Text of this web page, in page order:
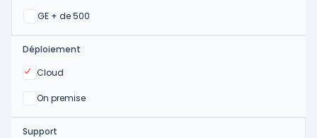
GE + de 500
Oui
Déploiement
Cloud
Oui
On premise
Oui
Support